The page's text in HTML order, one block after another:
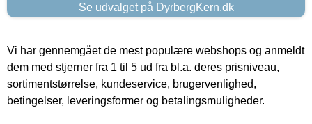
Se udvalget på DyrbergKern.dk
Vi har gennemgået de mest populære webshops og anmeldt
dem med stjerner fra 1 til 5 ud fra bl.a. deres prisniveau,
sortimentstørrelse, kundeservice, brugervenlighed,
betingelser, leveringsformer og betalingsmuligheder.